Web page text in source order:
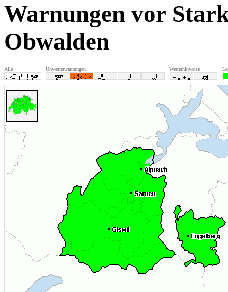
Warnungen vor
Obwalden
Alle Unwetterwarnungen Wetterhinweise